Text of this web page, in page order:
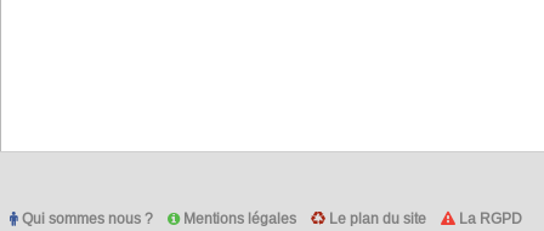
Qui sommes nous ? Mentions légales Le plan du site La RGPD